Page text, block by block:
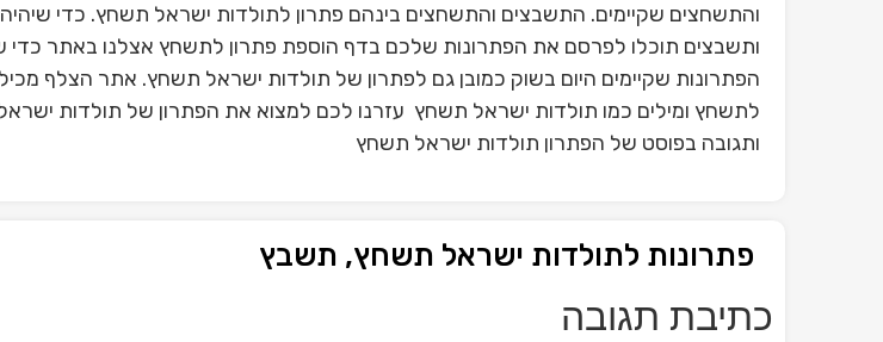
והתשחצים שקיימים. התשבצים והתשחצים בינהם פתרון לתולדות ישראל תשחץ. כדי
ותשבצים תוכלו לפרסם את הפתרונות שלכם בדף הוספת פתרון לתשחץ אצלנו באתר
הפתרונות שקיימים היום בשוק כמובן גם לפתרון של תולדות ישראל תשחץ. אתר הצלף
לתשחץ ומילים כמו תולדות ישראל תשחץ עזרנו לכם למצוא את הפתרון של תולדות
ותגובה בפוסט של הפתרון תולדות ישראל תשחץ
פתרונות לתולדות ישראל תשחץ, תשבץ
כתיבת תגובה